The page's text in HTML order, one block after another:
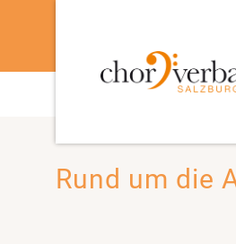
Rund um die